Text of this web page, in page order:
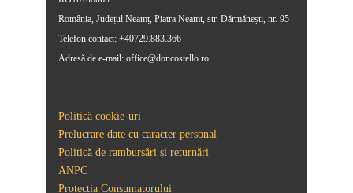
România, Județul Neamț, Piatra Neamt, str. Dărmănești, nr. 95
Telefon contact: +40729.883.366
Adresă de e-mail: office@doncostello.ro
Politică cookie-uri
Prelucrare date cu caracter personal
Politică de rambursări și returnări
ANPC
Protecția Consumatorului